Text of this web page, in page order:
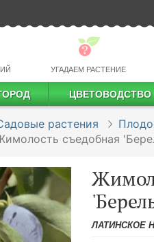
УГАДАЕМ РАСТЕНИЕ
ЦВЕТОВОДСТВО
растения
съедобная
ЛАТИНСКОЕ